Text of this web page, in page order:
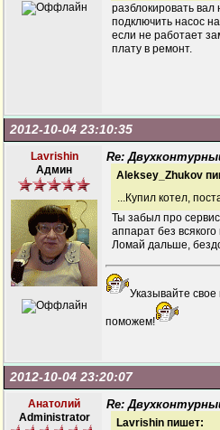
разблокировать
подключить насос
если не работает
плату в ремонт.
2012-10-04 23:10:35
Lavrishin
Админ
Re:
Aleksey_Zhukov
...Купил котел,
Ты забыл про
аппарат без
Ломай дальше,
Указывайте
поможем!
2012-10-04 23:20:07
Анатолий
Administrator
Re:
Lavrishin пишет: